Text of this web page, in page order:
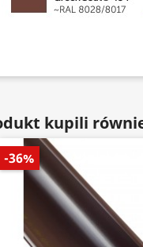
kupili
-36%